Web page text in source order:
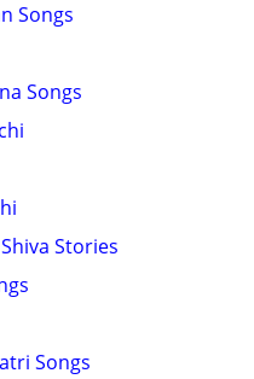
Songs
Songs
Stories
Songs